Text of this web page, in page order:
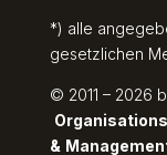
*) alle
gesetzlichen
© 2011 – 2026
&